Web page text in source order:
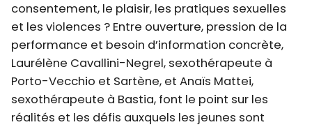
consentement, le plaisir, les pratiques sexuelles
et les violences ? Entre ouverture, pression de la
performance et besoin d’information concrète,
Laurélène Cavallini-Negrel, sexothérapeute à
Porto-Vecchio et Sartène, et Anaïs Mattei,
sexothérapeute à Bastia, font le point sur les
réalités et les défis auxquels les jeunes sont